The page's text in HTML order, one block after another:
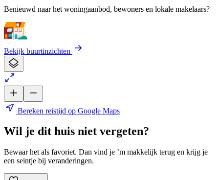
Benieuwd naar het woningaanbod, bewoners en lokale makelaars?
Bekijk buurtinzichten
Bereken reistijd op Google Maps
Wil je dit huis niet vergeten?
Bewaar het als favoriet. Dan vind je ’m makkelijk terug en krijg je
een seintje bij veranderingen.